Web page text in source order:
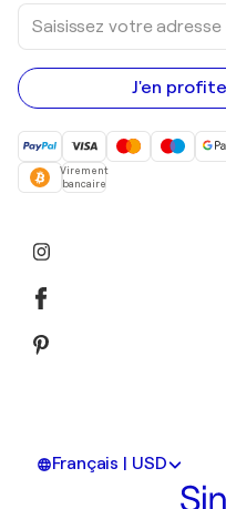
Saisissez
votre
adresse
e-
mail
J'en
Virement
bancaire
Français | USD